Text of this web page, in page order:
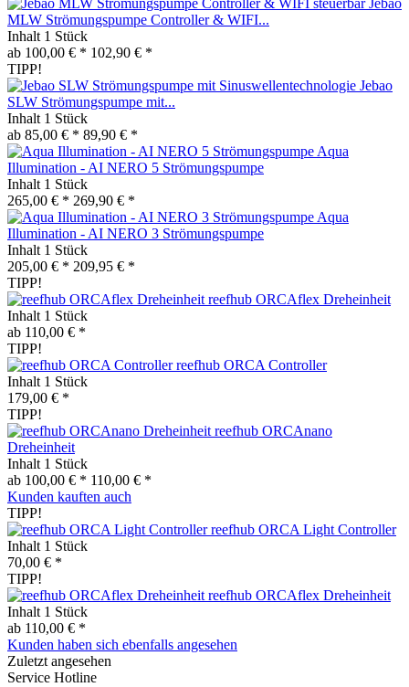
Jebao
MLW Strömungspumpe Controller & WIFI...
Inhalt 1 Stück
ab 100,00 € * 102,90 € *
TIPP!
Jebao
SLW Strömungspumpe mit...
Inhalt 1 Stück
ab 85,00 € * 89,90 € *
Aqua
Illumination - AI NERO 5 Strömungspumpe
Inhalt 1 Stück
265,00 € * 269,90 € *
Aqua
Illumination - AI NERO 3 Strömungspumpe
Inhalt 1 Stück
205,00 € * 209,95 € *
TIPP!
reefhub ORCAflex Dreheinheit
Inhalt 1 Stück
ab 110,00 € *
TIPP!
reefhub ORCA Controller
Inhalt 1 Stück
179,00 € *
TIPP!
reefhub ORCAnano
Dreheinheit
Inhalt 1 Stück
ab 100,00 € * 110,00 € *
Kunden kauften auch
TIPP!
reefhub ORCA Light Controller
Inhalt 1 Stück
70,00 € *
TIPP!
reefhub ORCAflex Dreheinheit
Inhalt 1 Stück
ab 110,00 € *
Kunden haben sich ebenfalls angesehen
Zuletzt angesehen
Service Hotline